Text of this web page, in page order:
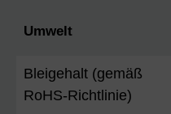
Umwelt
Bleigehalt (gemäß
RoHS-Richtlinie)